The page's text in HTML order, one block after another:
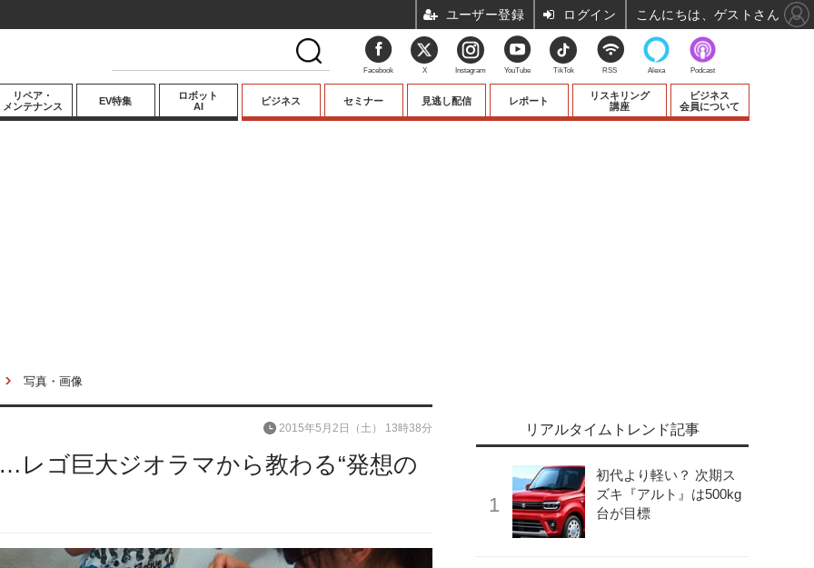
リペア・
メンテナンス
EV特集
ロボット
AI
ビジネス セミナー 見逃し配信 レポート
リスキリング
講座
ビジネス
会員について
写真・画像
ゴ巨大ジオラマから教わる“発想の
2015年5月2日（土） 13時38分 リアルタイムトレンド記事
初代より軽い？ 次期ス
ズキ『アルト』は500kg
台が目標
Facebook X Instagram YouTube TikTok RSS Alexa Podcast
ユーザー登録 ログイン こんにちは、ゲストさん